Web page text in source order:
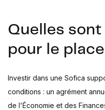
Quelles
pour le
Investir dans une Sofica
conditions : un agrément
de l'Économie et des